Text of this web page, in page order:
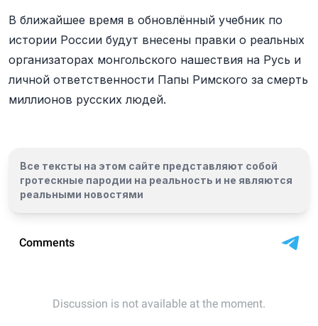
В ближайшее время в обновлённый учебник по
истории России будут внесены правки о реальных
организаторах монгольского нашествия на Русь и
личной ответственности Папы Римского за смерть
миллионов русских людей.
Все тексты на этом сайте представляют собой
гротескные пародии на реальность и не являются
реальными новостями